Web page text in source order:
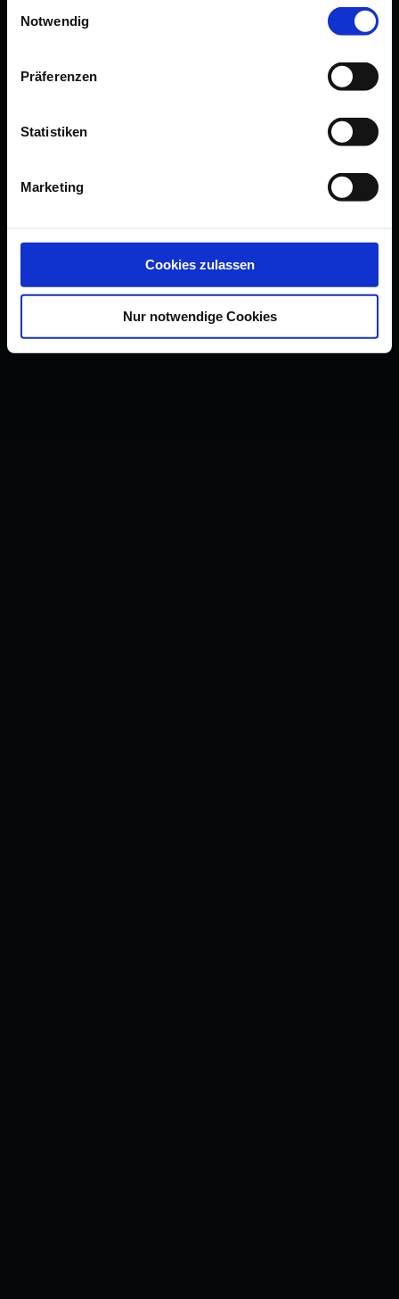
Notwendig
Präferenzen
Statistiken
Marketing
Cookies zulassen
Nur notwendige Cookies